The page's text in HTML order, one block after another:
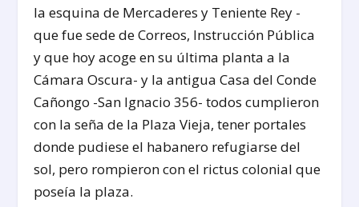
la esquina de Mercaderes y Teniente Rey -
que fue sede de Correos, Instrucción Pública
y que hoy acoge en su última planta a la
Cámara Oscura- y la antigua Casa del Conde
Cañongo -San Ignacio 356- todos cumplieron
con la seña de la Plaza Vieja, tener portales
donde pudiese el habanero refugiarse del
sol, pero rompieron con el rictus colonial que
poseía la plaza.